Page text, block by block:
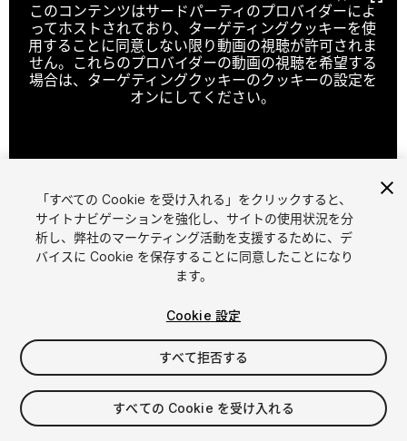
このコンテンツはサードパーティのプロバイダーによ
ってホストされており、ターゲティングクッキーを使
用することに同意しない限り動画の視聴が許可されま
せん。これらのプロバイダーの動画の視聴を希望する
場合は、ターゲティングクッキーのクッキーの設定を
オンにしてください。
1/ 11
$34.99
消費税は決済時に計算されます
「すべての Cookie を受け入れる」をクリックすると、
サイトナビゲーションを強化し、サイトの使用状況を分
析し、弊社のマーケティング活動を支援するために、デ
バイスに Cookie を保存することに同意したことになり
ます。
Cookie 設定
すべて拒否する
すべての Cookie を受け入れる